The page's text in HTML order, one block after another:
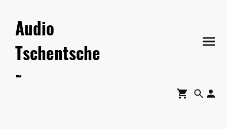
Audio
Tschentsche
r